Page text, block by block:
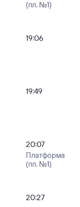
(пл. №1)
19:06
19:49
20:07
Платформа
(пл. №1)
20:27